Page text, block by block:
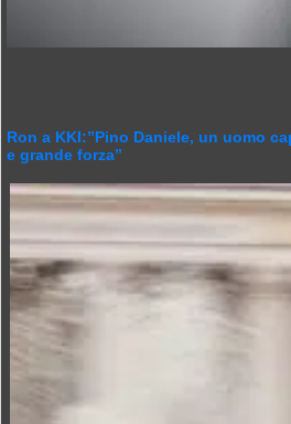
Ron a KKI:”Pino Daniele, un uomo
e grande forza”